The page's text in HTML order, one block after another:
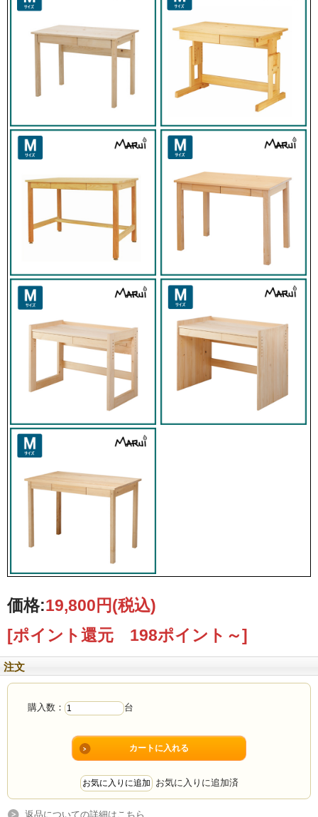
価格:19,800円(税込)
[ポイント還元 198ポイント～]
注文
購入数： 台
お気に入りに追加済
返品についての詳細はこちら